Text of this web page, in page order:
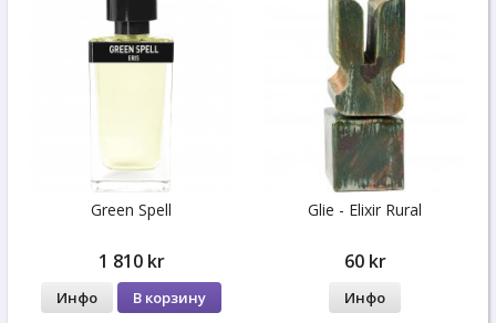
Green Spell
1 810 kr
Инфо В корзину
Glie - Elixir Rural
60 kr
Инфо